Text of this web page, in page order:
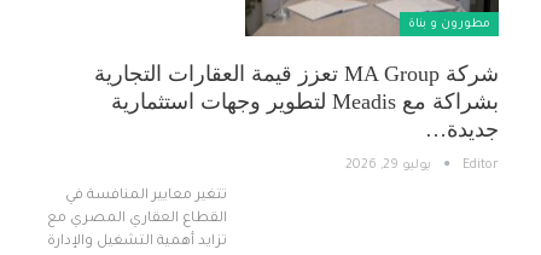
مطورون و بناة
شركة MA Group تعزز قيمة العقارات التجارية
بشراكة مع Meadis لتطوير وجهات استثمارية
جديدة…
Editor يوليو 29, 2026
تتغير معايير المنافسة في
القطاع العقاري المصري مع
تزايد أهمية التشغيل والإدارة